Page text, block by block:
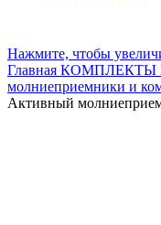
Нажмите, чтобы
Главная
молниеприемники и
Активный